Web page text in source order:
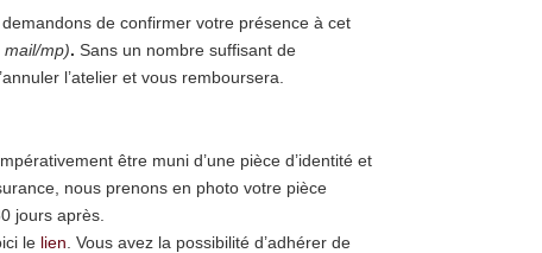
de confirmer votre présence à cet
mp). Sans un nombre suffisant de
l’atelier et vous remboursera.
être muni d’une pièce d’identité et
nous prenons en photo votre pièce
jours après.
le lien . Vous avez la possibilité d’adhérer de